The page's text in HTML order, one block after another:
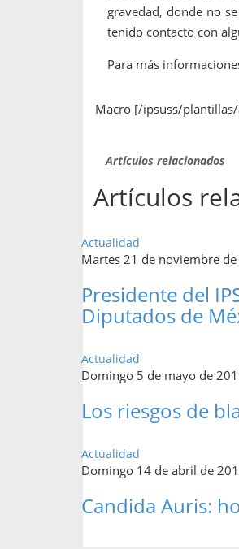
gravedad, donde no
tenido contacto con
Para más
Macro [/ipsuss/
Artículos relacionados
Artículos
Actualidad
Martes 21 de noviembre
Presidente del
Diputados de
Actualidad
Domingo 5 de mayo de
Los riesgos de
Actualidad
Domingo 14 de abril de
Candida Auris: